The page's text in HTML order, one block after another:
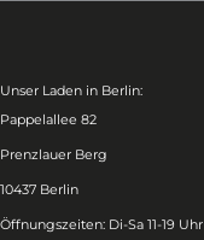
Unser Laden in Berlin:
Pappelallee 82
Prenzlauer Berg
10437 Berlin
Öffnungszeiten: Di-Sa 11-19 Uhr